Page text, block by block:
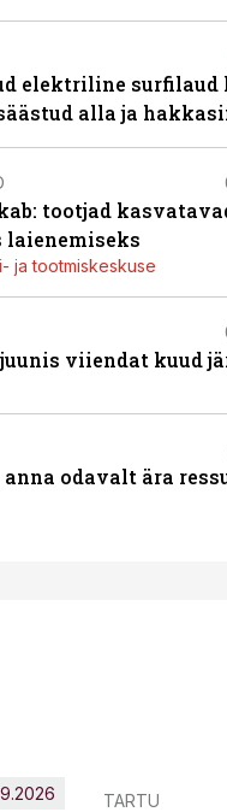
elektriline surfilaud
alla ja
tootjad
ja tootmiskeskuse
viiendat kuud
anna odavalt ära
TARTU